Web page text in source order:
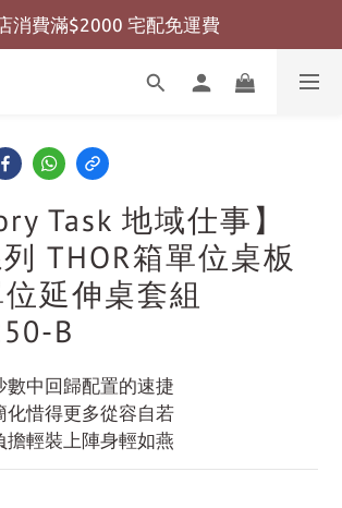
消費滿$999 超商免運費
消費滿$2000 宅配免運費
店消費滿$999 超商免運費
Task 地域仕事】
THOR箱單位桌板
延伸桌套組
B
數中回歸配置的速捷
化惜得更多從容自若
擔輕裝上陣身輕如燕